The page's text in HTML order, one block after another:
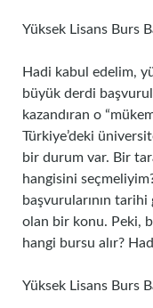
Yüksek Lisans Burs
Hadi kabul edelim,
büyük derdi
kazandıran o
Türkiye’deki
bir durum var. Bir
hangisini
başvurularının
olan bir konu. Peki,
hangi bursu alır?
Yüksek Lisans Burs